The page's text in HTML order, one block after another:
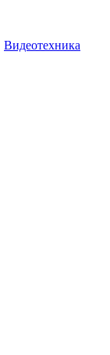
Видеотехника